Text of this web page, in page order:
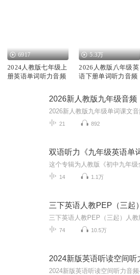
6917
2024人教版七年级上
册英语单词听力音频
5.3万
2026人教版八年级英
语下册单词听力音频
2026新人教版九年级音频
21 892
双语听力《九年级英语单
14 1.1万
74 10.5万
2024新版英语听读空间听
2024新版英语听读空间听力音